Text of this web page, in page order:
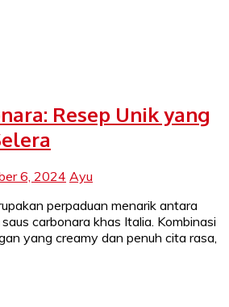
Resep Unik yang
6, 2024 Ayu
perpaduan menarik antara
carbonara khas Italia. Kombinasi
yang creamy dan penuh cita rasa,